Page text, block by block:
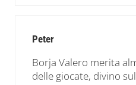
Peter
Borja Valero merita
delle giocate, divino